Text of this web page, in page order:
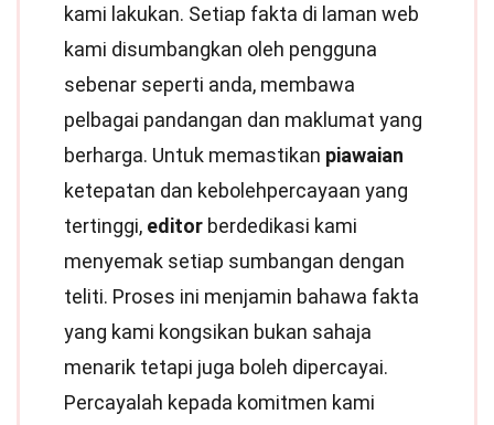
kami lakukan. Setiap fakta di laman web
kami disumbangkan oleh pengguna
sebenar seperti anda, membawa
pelbagai pandangan dan maklumat yang
berharga. Untuk memastikan piawaian
ketepatan dan kebolehpercayaan yang
tertinggi, editor berdedikasi kami
menyemak setiap sumbangan dengan
teliti. Proses ini menjamin bahawa fakta
yang kami kongsikan bukan sahaja
menarik tetapi juga boleh dipercayai.
Percayalah kepada komitmen kami